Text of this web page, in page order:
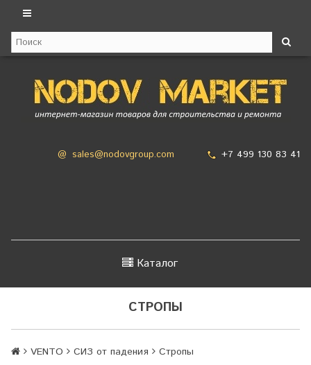
@ sales@nodovgroup.com +7 499 130 83 41
Каталог
СТРОПЫ
VENTO СИЗ от падения Стропы